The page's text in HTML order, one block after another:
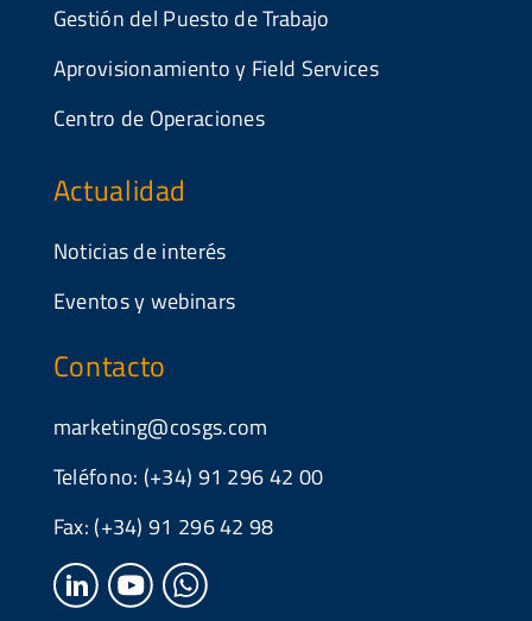
Gestión del Puesto de Trabajo
Aprovisionamiento y Field Services
Centro de Operaciones
Actualidad
Noticias de interés
Eventos y webinars
Contacto
marketing@cosgs.com
Teléfono: (+34) 91 296 42 00
Fax: (+34) 91 296 42 98